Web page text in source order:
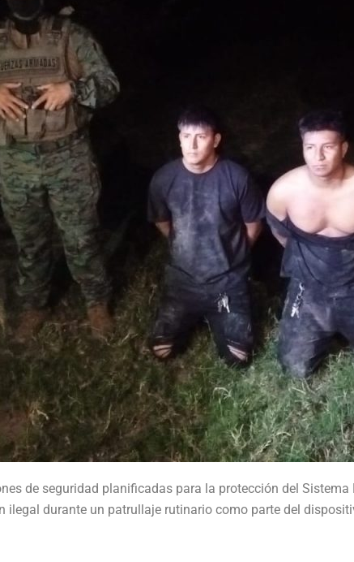
de seguridad planificadas para la protección del
ilegal durante un patrullaje rutinario como parte del